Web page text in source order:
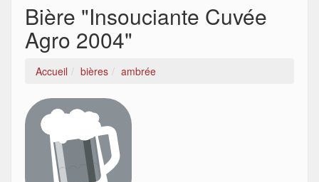
Bière "Insouciante Cuvée
Agro 2004"
Accueil bières ambrée